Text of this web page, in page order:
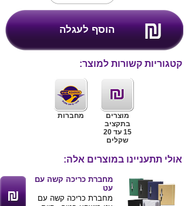
קטגוריות קשורות למוצר:
מוצרים
בתקציב
15 עד 20
שקלים
מחברות
אולי תתעניינו במוצרים אלה:
מחברת כריכה קשה עם
עט
מחברת כריכה קשה עם